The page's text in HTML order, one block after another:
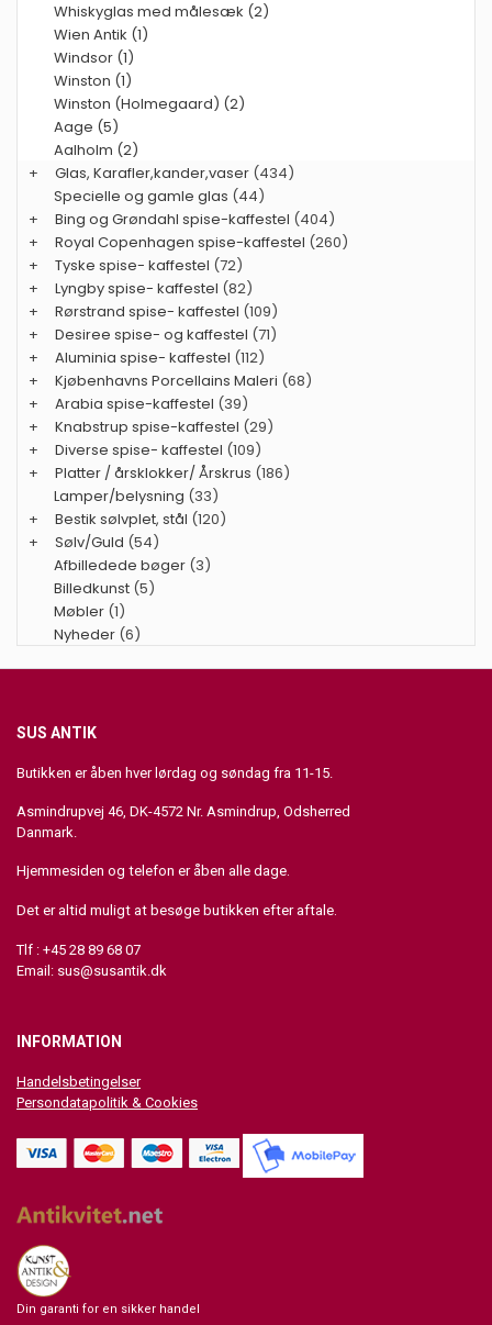
Whiskyglas med målesæk (2)
Wien Antik (1)
Windsor (1)
Winston (1)
Winston (Holmegaard) (2)
Aage (5)
Aalholm (2)
+
Glas, Karafler,kander,vaser (434)
Specielle og gamle glas (44)
+
Bing og Grøndahl spise-kaffestel (404)
+
Royal Copenhagen spise-kaffestel (260)
+
Tyske spise- kaffestel (72)
+
Lyngby spise- kaffestel (82)
+
Rørstrand spise- kaffestel (109)
+
Desiree spise- og kaffestel (71)
+
Aluminia spise- kaffestel (112)
+
Kjøbenhavns Porcellains Maleri (68)
+
Arabia spise-kaffestel (39)
+
Knabstrup spise-kaffestel (29)
+
Diverse spise- kaffestel (109)
+
Platter / årsklokker/ Årskrus (186)
Lamper/belysning (33)
+
Bestik sølvplet, stål (120)
+
Sølv/Guld (54)
Afbilledede bøger (3)
Billedkunst (5)
Møbler (1)
Nyheder (6)
SUS ANTIK
Butikken er åben hver lørdag og søndag fra 11-15.
Asmindrupvej 46, DK-4572 Nr. Asmindrup, Odsherred
Danmark.
Hjemmesiden og telefon er åben alle dage.
Det er altid muligt at besøge butikken efter aftale.
Tlf : +45 28 89 68 07
Email: sus@susantik.dk
INFORMATION
Handelsbetingelser
Persondatapolitik & Cookies
Din garanti for en sikker handel